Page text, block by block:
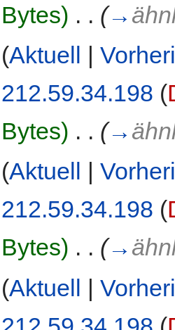
Bytes) . . (→
(Aktuell |
212.59.34.198 (
Bytes) . . (→
(Aktuell |
212.59.34.198 (
Bytes) . . (→
(Aktuell |